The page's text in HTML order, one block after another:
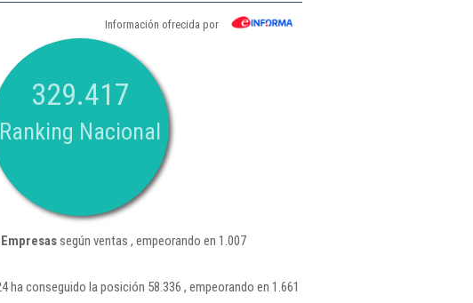
Información ofrecida por
329.417
Ranking Nacional
según ventas , empeorando en 1.007
ha conseguido la posición 58.336 , empeorando en 1.661